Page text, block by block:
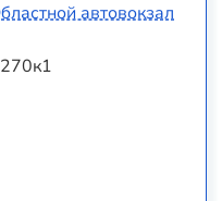
автовокзал